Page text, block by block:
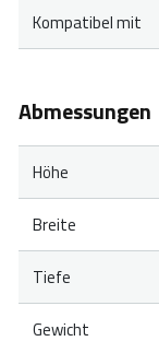
Kompatibel mit
Abmessungen
Höhe
Breite
Tiefe
Gewicht